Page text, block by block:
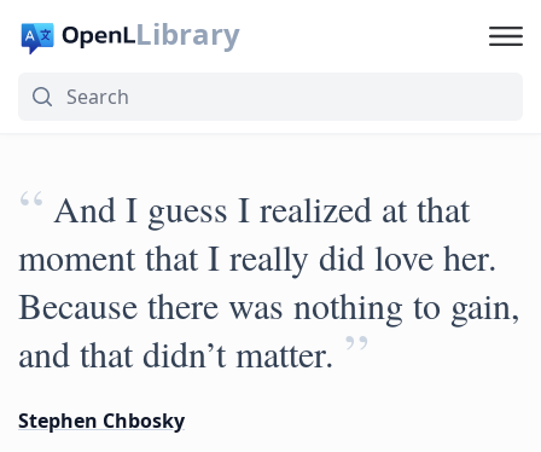
Library
“ And I guess I realized at that
moment that I really did love her.
Because there was nothing to gain,
and that didn’t matter. ”
Stephen Chbosky